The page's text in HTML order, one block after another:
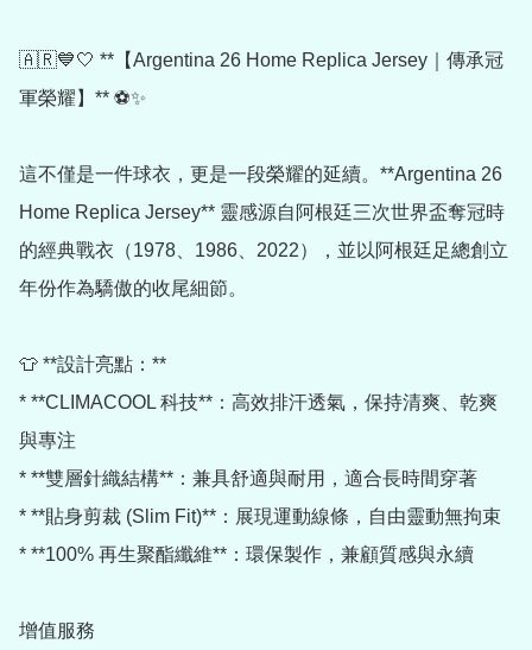
🇦🇷💙🤍 **【Argentina 26 Home Replica Jersey｜傳承冠
軍榮耀】** ⚽✨
這不僅是一件球衣，更是一段榮耀的延續。**Argentina 26
Home Replica Jersey** 靈感源自阿根廷三次世界盃奪冠時
的經典戰衣（1978、1986、2022），並以阿根廷足總創立
年份作為驕傲的收尾細節。
👕 **設計亮點：**
* **CLIMACOOL 科技**：高效排汗透氣，保持清爽、乾爽
與專注
* **雙層針織結構**：兼具舒適與耐用，適合長時間穿著
* **貼身剪裁 (Slim Fit)**：展現運動線條，自由靈動無拘束
* **100% 再生聚酯纖維**：環保製作，兼顧質感與永續
增值服務